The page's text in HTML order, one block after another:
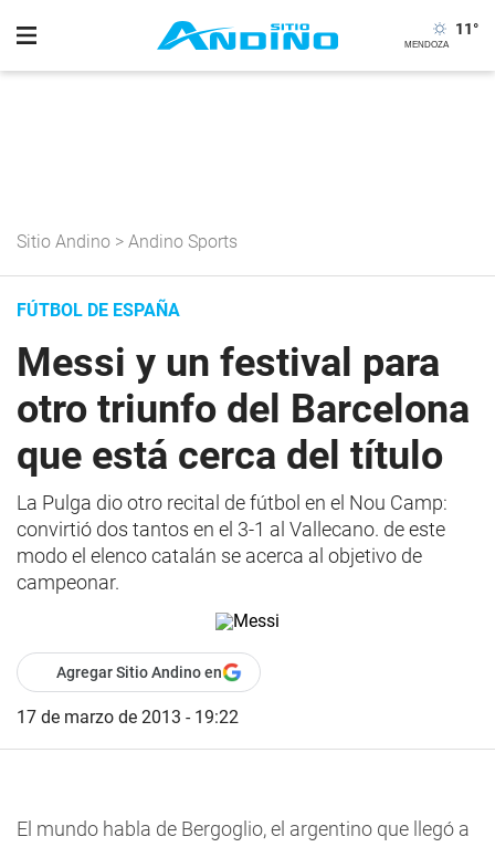
11°
Sitio Andino > Andino Sports
FÚTBOL DE ESPAÑA
Messi y un festival para
otro triunfo del Barcelona
que está cerca del título
La Pulga dio otro recital de fútbol en el Nou Camp:
convirtió dos tantos en el 3-1 al Vallecano. de este
modo el elenco catalán se acerca al objetivo de
campeonar.
Agregar Sitio Andino en
17 de marzo de 2013 - 19:22
El mundo habla de Bergoglio, el argentino que llegó a